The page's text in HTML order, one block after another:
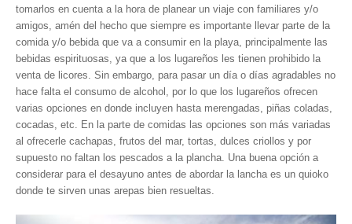
Museos y otros sitios de interés en Sucre
Puerto La Cruz
Destinos Turísticos
Noticias turísticas
Gastronomía
Cocinando a mi manera
Servicios
tomarlos en cuenta a la hora de planear un viaje con familiares y/o
amigos, amén del hecho que siempre es importante llevar parte de la
comida y/o bebida que va a consumir en la playa, principalmente las
bebidas espirituosas, ya que a los lugareños les tienen prohibido la
venta de licores. Sin embargo, para pasar un día o días agradables no
hace falta el consumo de alcohol, por lo que los lugareños ofrecen
varias opciones en donde incluyen hasta merengadas, piñas coladas,
cocadas, etc. En la parte de comidas las opciones son más variadas
al ofrecerle cachapas, frutos del mar, tortas, dulces criollos y por
supuesto no faltan los pescados a la plancha. Una buena opción a
considerar para el desayuno antes de abordar la lancha es un quioko
donde te sirven unas arepas bien resueltas.